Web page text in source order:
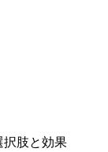
択肢と効果